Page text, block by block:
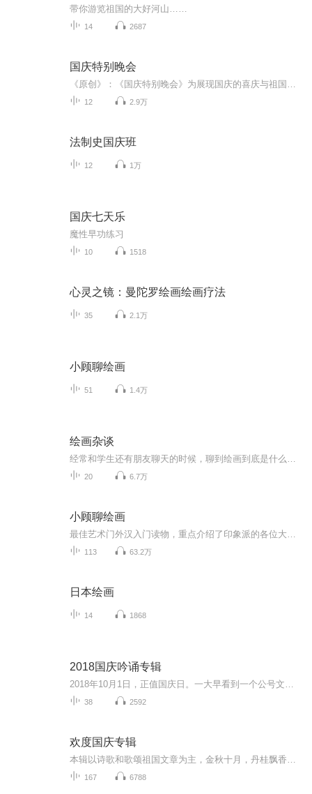
带你游览祖国的大好河山……
14 2687
国庆特别晚会
12 2.9万
法制史国庆班
12 1万
国庆七天乐
魔性早功练习
10 1518
心灵之镜：曼陀罗绘画绘画疗法
35 2.1万
小顾聊绘画
51 1.4万
绘画杂谈
20 6.7万
小顾聊绘画
113 63.2万
日本绘画
14 1868
2018国庆吟诵专辑
38 2592
欢度国庆专辑
167 6788